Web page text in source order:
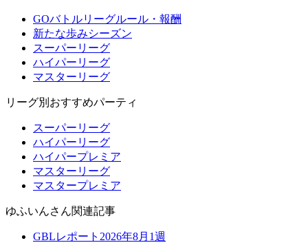
GOバトルリーグルール・報酬
新たな歩みシーズン
スーパーリーグ
ハイパーリーグ
マスターリーグ
リーグ別おすすめパーティ
スーパーリーグ
ハイパーリーグ
ハイパープレミア
マスターリーグ
マスタープレミア
ゆふいんさん関連記事
GBLレポート2026年8月1週